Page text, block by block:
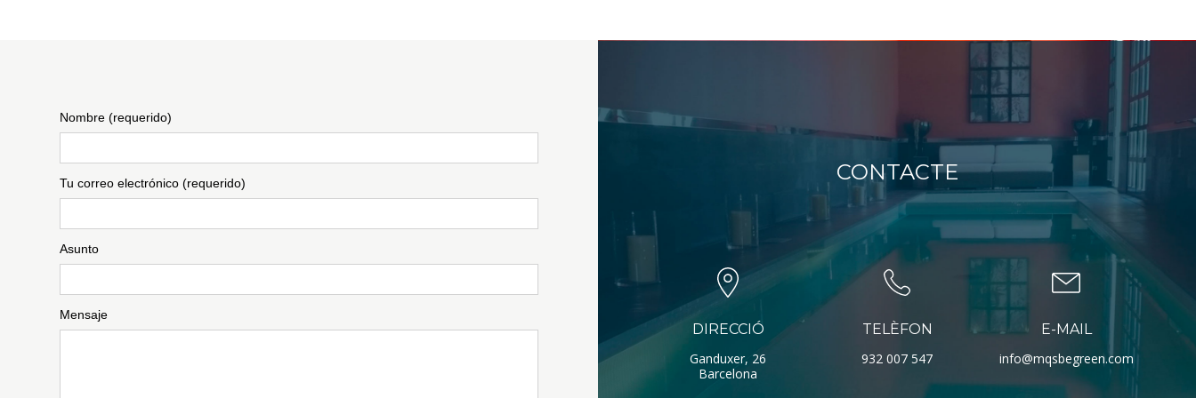
Nombre (requerido)
Tu correo electrónico (requerido)
Asunto
Mensaje
CONTACTE
DIRECCIÓ
Ganduxer, 26
Barcelona
TELÈFON
932 007 547
E-MAIL
info@mqsbegreen.com